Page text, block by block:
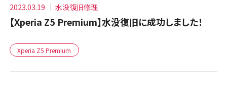
2023.03.19 水没復旧修理
【Xperia Z5 Premium】水没復旧に成功しました！
Xperia Z5 Premium